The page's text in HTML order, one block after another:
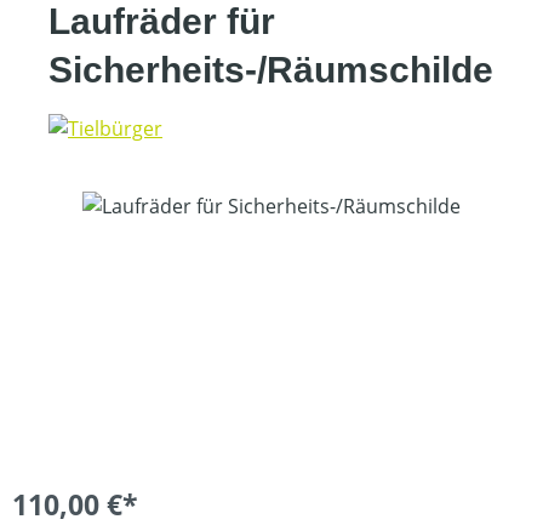
Laufräder für
Sicherheits-/Räumschilde
Bildergalerie überspringen
110,00 €*